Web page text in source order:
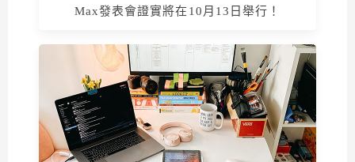
Max發表會證實將在10月13日舉行！